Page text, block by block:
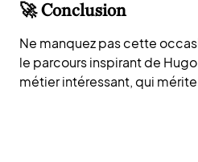
🚀 Conclusion
Ne manquez pas cette
le parcours inspirant de
métier intéressant, qui